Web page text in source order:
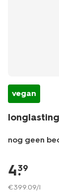
vegan
nog geen
be/mooi-
verzorgd/
up/nagellak/
4.
39
€399.09/l